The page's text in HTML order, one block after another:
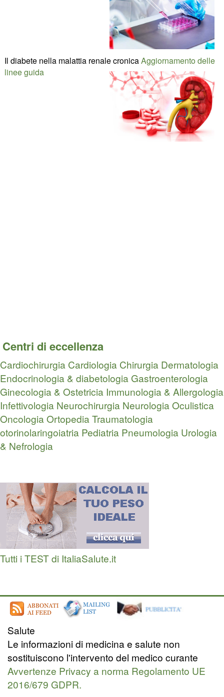
Il diabete nella malattia renale cronicaAggiornamento delle
linee guida
Centri di eccellenza
Cardiochirurgia Cardiologia Chirurgia Dermatologia
Endocrinologia & diabetologia Gastroenterologia
Ginecologia & Ostetricia Immunologia & Allergologia
Infettivologia Neurochirurgia NeurologiaOculistica
OncologiaOrtopedia Traumatologia
otorinolaringoiatria Pediatria Pneumologia Urologia
& Nefrologia
Tutti i TEST di ItaliaSalute.it
Salute
Le informazioni di medicina e salute non
sostituiscono l'intervento del medico curante
Avvertenze Privacy a norma Regolamento UE
2016/679 GDPR.